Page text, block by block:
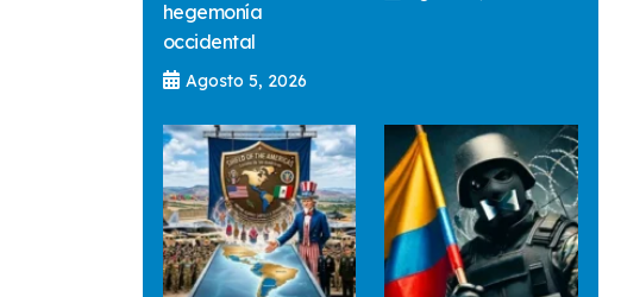
hegemonía
occidental
Agosto 5, 2026